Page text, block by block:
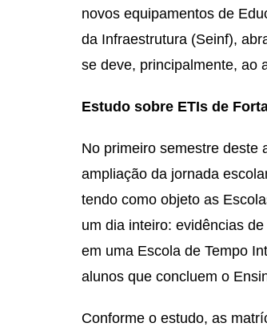
novos equipamentos de
da Infraestrutura (Seinf),
se deve, principalmente, ao
Estudo sobre ETIs de
No primeiro semestre deste
ampliação da jornada
tendo como objeto as
um dia inteiro: evidências
em uma Escola de Tempo
alunos que concluem o
Conforme o estudo, as